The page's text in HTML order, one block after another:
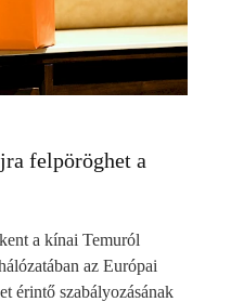
felpöröghet a
a kínai Temuról
az Európai
érintő szabályozásának